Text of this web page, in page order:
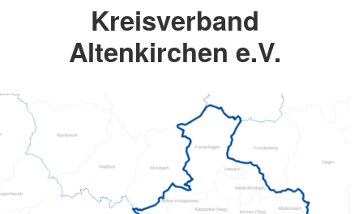
Kreisverband
Altenkirchen e.V.